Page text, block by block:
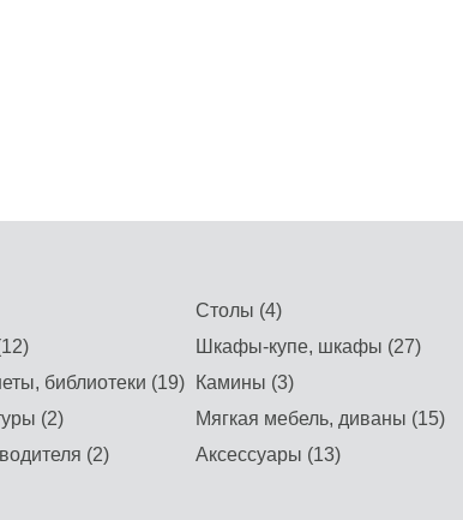
Столы (4)
Шкафы-купе, шкафы (27)
библиотеки (19)
Камины (3)
(2)
Мягкая мебель, диваны (15)
(2)
Аксессуары (13)